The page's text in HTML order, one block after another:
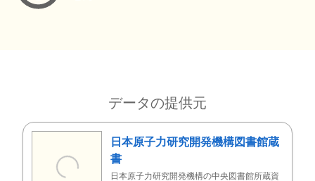
データの提供元
日本原子力研究開発機構図書館蔵
書
日本原子力研究開発機構の中央図書館所蔵資